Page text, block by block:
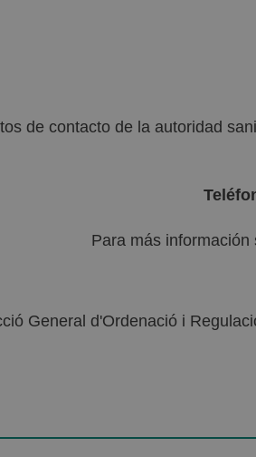
de contacto de la autoridad
Para más
General d'Ordenació i